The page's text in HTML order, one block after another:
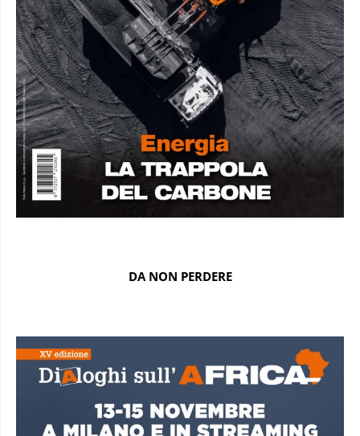
DA NON PERDERE